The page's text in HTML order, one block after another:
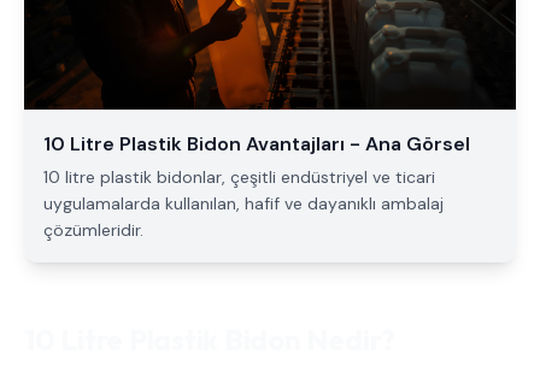
10 Litre Plastik Bidon Avantajları - Ana Görsel
10 litre plastik bidonlar, çeşitli endüstriyel ve ticari
uygulamalarda kullanılan, hafif ve dayanıklı ambalaj
çözümleridir.